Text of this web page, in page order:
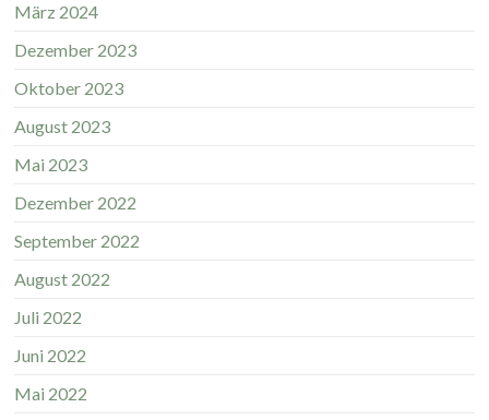
März 2024
Dezember 2023
Oktober 2023
August 2023
Mai 2023
Dezember 2022
September 2022
August 2022
Juli 2022
Juni 2022
Mai 2022